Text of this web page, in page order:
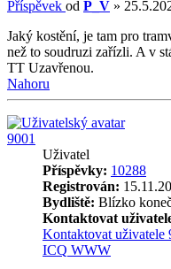
Příspěvek od P_V »
Jaký kostění, je tam pro
než to soudruzi zařízli. A v
TT Uzavřenou.
Nahoru
9001
Uživatel
Příspěvky: 10288
Registrován:
Bydliště: Blízko
Kontaktovat
Kontaktovat uživatele
ICQ WWW